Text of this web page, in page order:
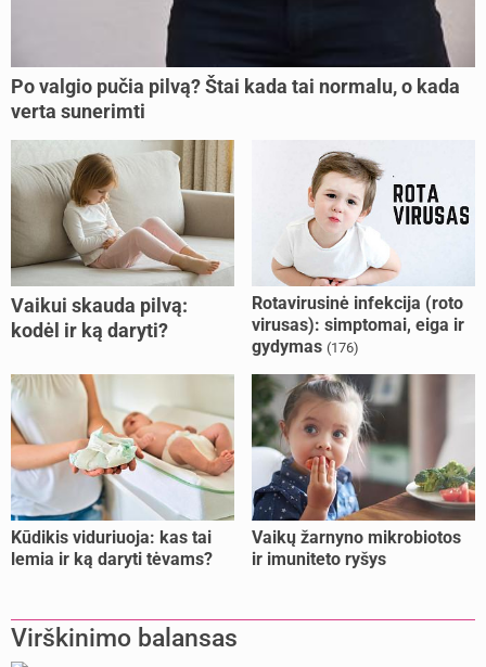
Po valgio pučia pilvą? Štai kada tai normalu, o kada
verta sunerimti
Vaikui skauda pilvą:
kodėl ir ką daryti?
Rotavirusinė infekcija (roto
virusas): simptomai, eiga ir
gydymas (176)
Kūdikis viduriuoja: kas tai
lemia ir ką daryti tėvams?
Vaikų žarnyno mikrobiotos
ir imuniteto ryšys
Virškinimo balansas